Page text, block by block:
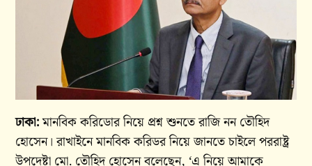
ঢাকা:মানবিক করিডোর নিয়ে প্রশ্ন শুনতে রাজি নন তৌহিদ
হোসেন। রাখাইনে মানবিক করিডর নিয়ে জানতে চাইলে পররাষ্ট্র
উপদেষ্টা মো. তৌহিদ হোসেন বলেছেন, ‘এ নিয়ে আমাকে